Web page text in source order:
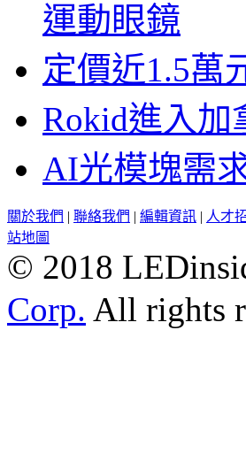
運動眼鏡
定價近1.5萬
Rokid進入加
AI光模塊需
關於我們 | 聯絡我們 | 編輯資訊 | 人才
站地圖
© 2018
Corp. All rights